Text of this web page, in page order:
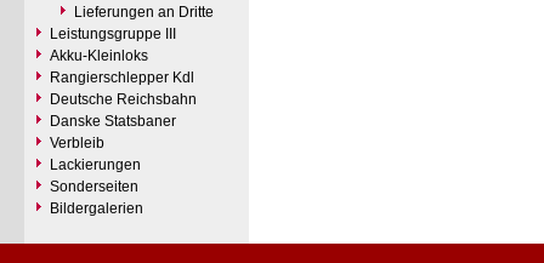
Lieferungen an Dritte
Leistungsgruppe III
Akku-Kleinloks
Rangierschlepper Kdl
Deutsche Reichsbahn
Danske Statsbaner
Verbleib
Lackierungen
Sonderseiten
Bildergalerien